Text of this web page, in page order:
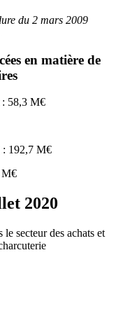
du 2 mars 2009
en matière de
: 58,3 M€
: 192,7 M€
M€
2020
secteur des achats et